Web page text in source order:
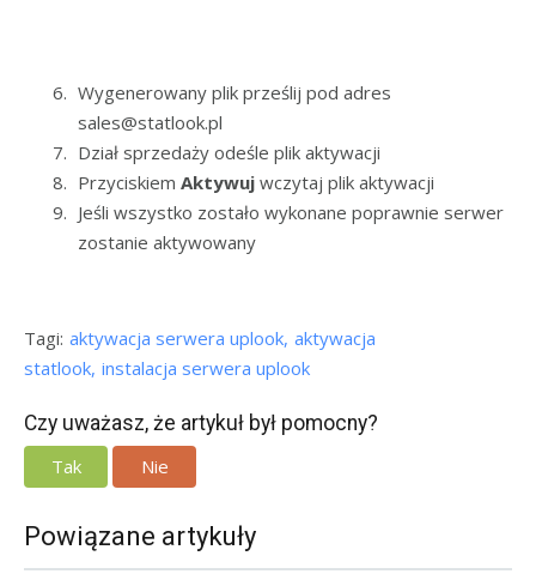
Wygenerowany plik prześlij pod adres
sales@statlook.pl
Dział sprzedaży odeśle plik aktywacji
Przyciskiem Aktywuj wczytaj plik aktywacji
Jeśli wszystko zostało wykonane poprawnie serwer
zostanie aktywowany
Tagi: aktywacja serwera uplook aktywacja
statlook instalacja serwera uplook
Czy uważasz, że artykuł był pomocny?
Tak
Nie
Powiązane artykuły